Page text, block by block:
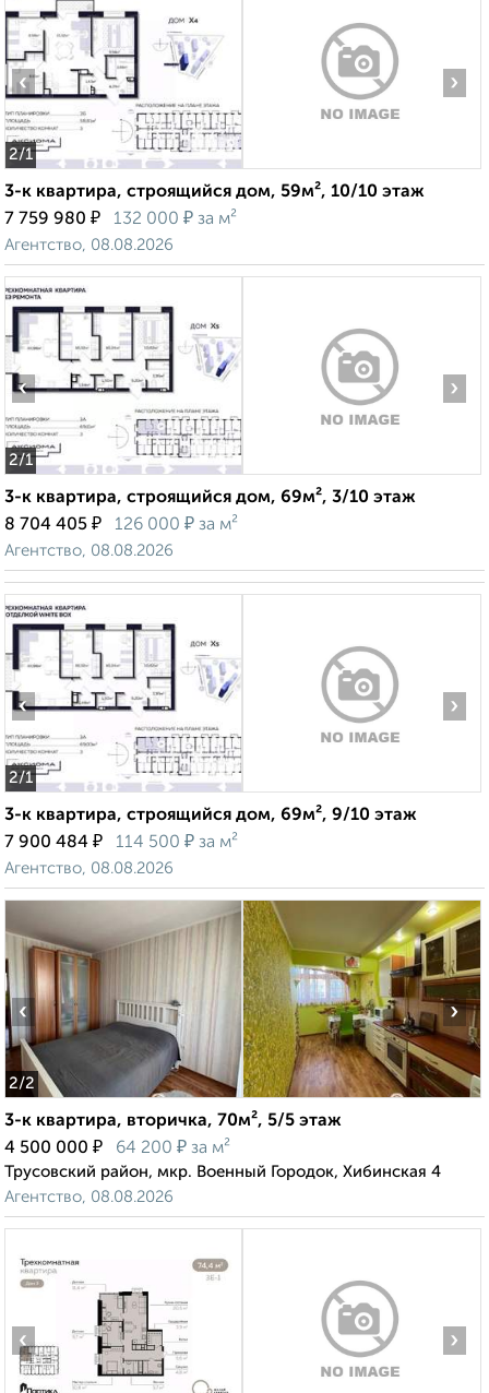
2/1
‹ ›
3-к квартира, строящийся дом, 59м², 10/10 этаж
7 759 980 ₽ 132 000 ₽ за м²
Агентство, 08.08.2026
2/1
‹ ›
3-к квартира, строящийся дом, 69м², 3/10 этаж
8 704 405 ₽ 126 000 ₽ за м²
Агентство, 08.08.2026
2/1
‹ ›
3-к квартира, строящийся дом, 69м², 9/10 этаж
7 900 484 ₽ 114 500 ₽ за м²
Агентство, 08.08.2026
2/2
‹ ›
3-к квартира, вторичка, 70м², 5/5 этаж
4 500 000 ₽ 64 200 ₽ за м²
Трусовский район, мкр. Военный Городок, Хибинская 4
Агентство, 08.08.2026
‹ ›